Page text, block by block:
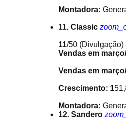
Montadora:
11. Classic
11/50 (Divulgação)
Vendas em
Vendas em
Crescimento: 1
Montadora:
12. Sandero